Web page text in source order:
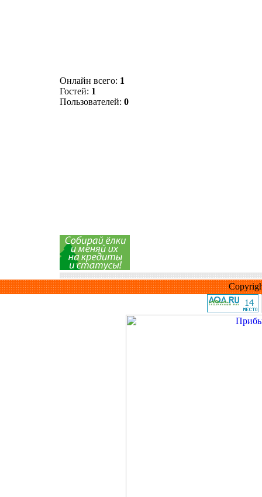
Онлайн всего: 1
Гостей: 1
Пользователей: 0